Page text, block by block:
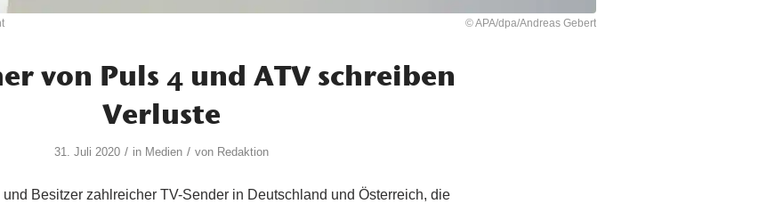
© APA/dpa/Andreas Gebert
von Puls 4 und ATV schreiben
Verluste
31. Juli 2020 / in Medien / von Redaktion
Besitzer zahlreicher TV-Sender in Deutschland und Österreich, die